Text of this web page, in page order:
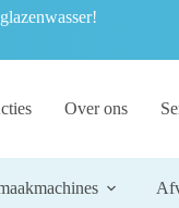
Over ons